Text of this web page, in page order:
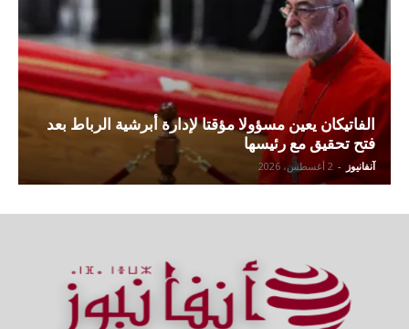
الفاتيكان يعين مسؤولا مؤقتا لإدارة أبرشية الرباط بعد
فتح تحقيق مع رئيسها
آنفانيوز - 2 أغسطس، 2026